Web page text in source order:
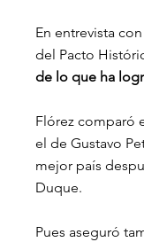
En entrevista
del Pacto
de lo que ha
Flórez comparó
el de Gustavo
mejor país
Duque.
Pues aseguró